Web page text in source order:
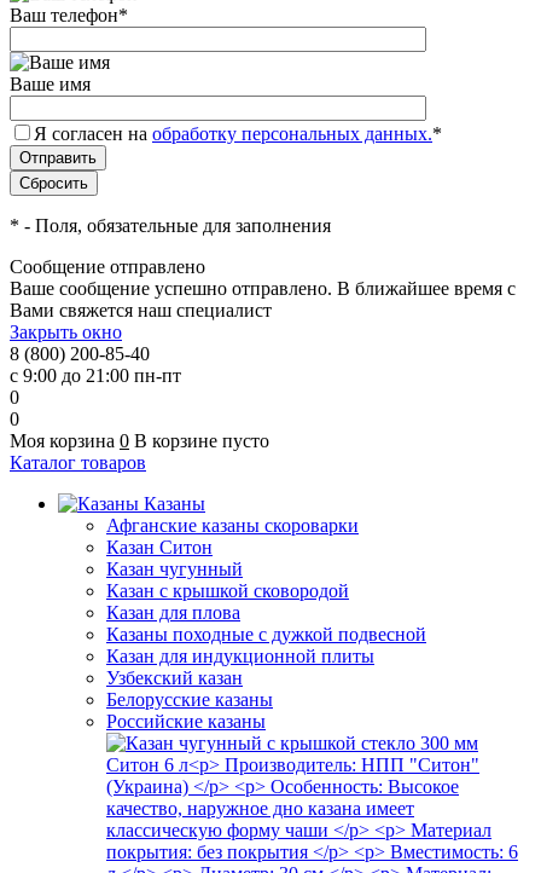
Ваш телефон*
Ваше имя
Я согласен на обработку персональных данных.*
* - Поля, обязательные для заполнения
Сообщение отправлено
Ваше сообщение успешно отправлено. В ближайшее время с
Вами свяжется наш специалист
Закрыть окно
8 (800) 200-85-40
с 9:00 до 21:00 пн-пт
0
0
Моя корзина 0 В корзине пусто
Каталог товаров
Казаны
Афганские казаны скороварки
Казан Ситон
Казан чугунный
Казан с крышкой сковородой
Казан для плова
Казаны походные с дужкой подвесной
Казан для индукционной плиты
Узбекский казан
Белорусские казаны
Российские казаны